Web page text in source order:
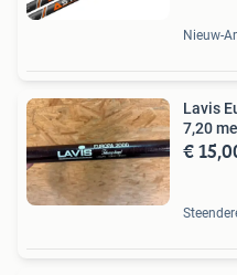
Nieuw-
Lavis
7,20
€